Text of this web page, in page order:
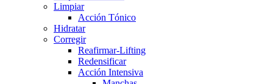
Limpiar
Acción Tónico
Hidratar
Corregir
Reafirmar-Lifting
Redensificar
Acción Intensiva